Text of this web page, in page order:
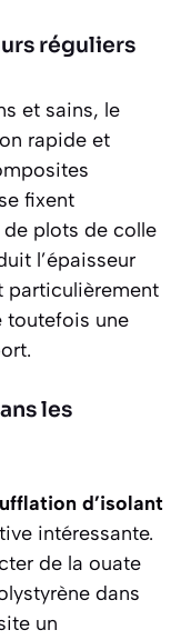
réguliers
et sains, le
rapide et
fixent
de plots de colle
l’épaisseur
particulièrement
toutefois une
les
d’isolant
intéressante.
de la ouate
dans
un